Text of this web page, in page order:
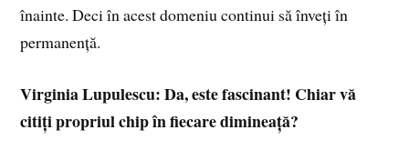
înainte. Deci în acest domeniu continui să înveți în
permanență.
Virginia Lupulescu: Da, este fascinant! Chiar vă
citiți propriul chip în fiecare dimineață?